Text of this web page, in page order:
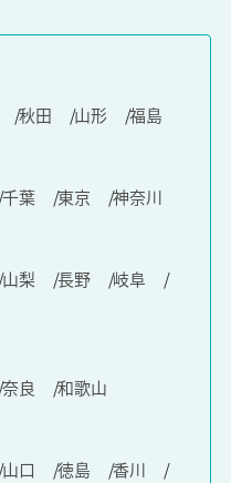
秋田 山形
福島
千葉 東京
神奈川
山梨 長野
岐阜
奈良
和歌山
山口 徳島
香川